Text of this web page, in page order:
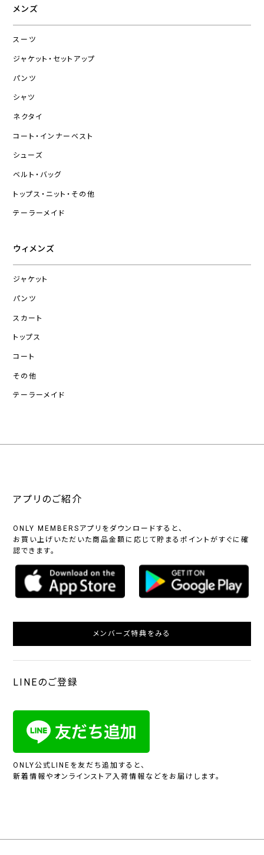
メンズ
スーツ
ジャケット・セットアップ
パンツ
シャツ
ネクタイ
コート・インナーベスト
シューズ
ベルト・バッグ
トップス・ニット・その他
テーラーメイド
ウィメンズ
ジャケット
パンツ
スカート
トップス
コート
その他
テーラーメイド
アプリのご紹介
ONLY MEMBERSアプリをダウンロードすると、
お買い上げいただいた商品金額に応じて貯まるポイントがすぐに確
認できます。
メンバーズ特典をみる
LINEのご登録
ONLY公式LINEを友だち追加すると、
新着情報やオンラインストア入荷情報などをお届けします。